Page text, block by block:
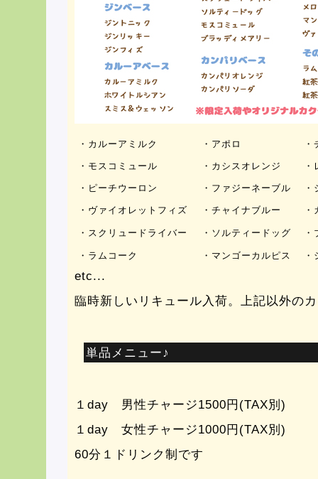
・カルーアミルク ・アポロ
・モスコミュール ・カシスオレンジ
・ピーチウーロン ・ファジーネーブル
・ヴァイオレットフィズ ・チャイナブルー
・スクリュードライバー ・ソルティードッグ
・ラムコーク ・マンゴーカルピス
etc...
臨時新しいリキュール入荷。上記以外の
単品メニュー♪
１day 男性チャージ1500円(TAX別)
１day 女性チャージ1000円(TAX別)
60分１ドリンク制です